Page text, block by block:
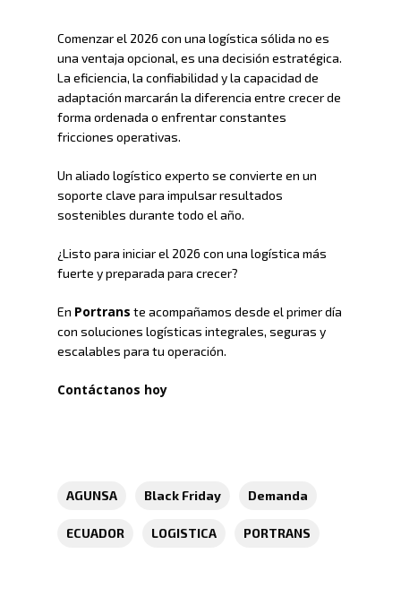
Comenzar el 2026 con una logística sólida no es
una ventaja opcional, es una decisión estratégica.
La eficiencia, la confiabilidad y la capacidad de
adaptación marcarán la diferencia entre crecer de
forma ordenada o enfrentar constantes
fricciones operativas.
Un aliado logístico experto se convierte en un
soporte clave para impulsar resultados
sostenibles durante todo el año.
¿Listo para iniciar el 2026 con una logística más
fuerte y preparada para crecer?
En Portrans te acompañamos desde el primer día
con soluciones logísticas integrales, seguras y
escalables para tu operación.
Contáctanos hoy
AGUNSA Black Friday Demanda
ECUADOR LOGISTICA PORTRANS